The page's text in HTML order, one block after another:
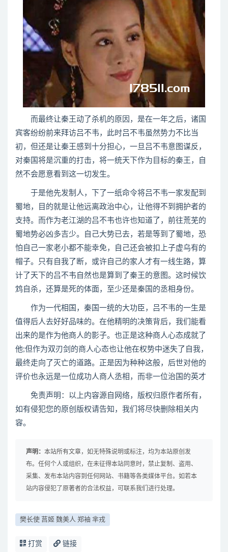
而最终让秦王动了杀机的原因，是在一年之后，诸国
宾客纷纷前来拜访吕不韦，此时吕不韦虽然势力不比当
初，但还是让秦王感到十分担心，一旦吕不韦意图谋反，
对秦国将是沉重的打击，将一统天下作为目标的秦王，自
然不会愿意看到这一切发生。
于是他先发制人，下了一纸命令将吕不韦一家发配到
蜀地，目的就是让他远离政治中心，让他得不到拥护者的
支持。而作为老江湖的吕不韦也许也知道了，前往荒芜的
蜀地势必凶多吉少。自己大势已去，若是等到了蜀地，恐
怕自己一家老小都不能幸免，自己还会被扣上子虚乌有的
帽子。只有自我了断，或许自己的家人才有一线生路，算
计了天下的吕不韦自然也是算到了秦王的意图。这时候饮
鸩自杀，还算是死的体面，至少还是秦国的丞相身份。
作为一代相国，秦国一统的大功臣，吕不韦的一生是
值得后人去好好品味的。在他精明的决策背后，我们能看
出来的是作为他商人的影子。也正是这种商人心态成就了
他;但作为双刃剑的商人心态也让他在权势中迷失了自我，
最终走向了灭亡的道路。正是因为种种这般，后世对他的
评价也永远是一位成功人商人丞相，而非一位治国的英才
免责声明：以上内容源自网络，版权归原作者所有，
如有侵犯您的原创版权请告知，我们将尽快删除相关内
容。
声明： 本站所有文章，如无特殊说明或标注，均为本站原创发
布。任何个人或组织，在未征得本站同意时，禁止复制、盗用、
采集、发布本站内容到任何网站、书籍等各类媒体平台。如若本
站内容侵犯了原著者的合法权益，可联系我们进行处理。
樊长使 莒姬 魏美人 郑袖 芈戎
打赏 链接